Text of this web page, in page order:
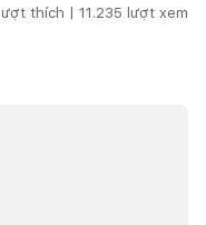
lượt thích | 11.235 lượt xem